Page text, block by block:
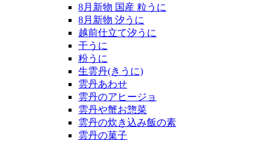
8月新物 国産 粒うに
8月新物 汐うに
越前仕立て汐うに
干うに
粉うに
生雲丹(きうに)
雲丹あわせ
雲丹のアヒージョ
雲丹や蟹お惣菜
雲丹の炊き込み飯の素
雲丹の菓子